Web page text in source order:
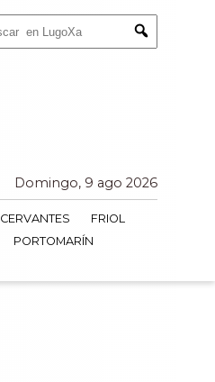
Submit
Domingo, 9 ago 2026
CERVANTES
FRIOL
PORTOMARÍN